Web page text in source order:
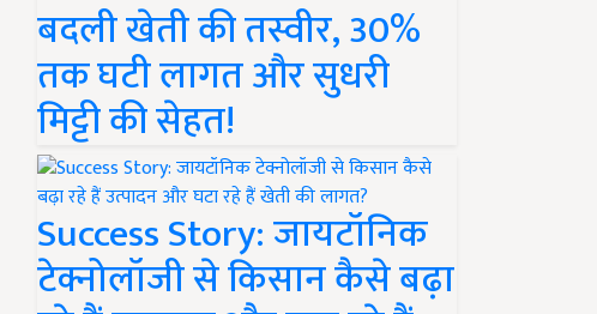
बदली खेती की तस्वीर, 30%
तक घटी लागत और सुधरी
मिट्टी की सेहत!
Success Story: जायटॉनिक
टेक्नोलॉजी से किसान कैसे बढ़ा